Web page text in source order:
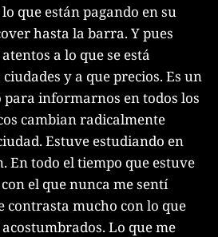
que están pagando en su
hasta la barra. Y pues
a lo que se está
y a que precios. Es un
para informarnos en todos los
cambian radicalmente
Estuve estudiando en
En todo el tiempo que estuve
el que nunca me sentí
contrasta mucho con lo que
Lo que me